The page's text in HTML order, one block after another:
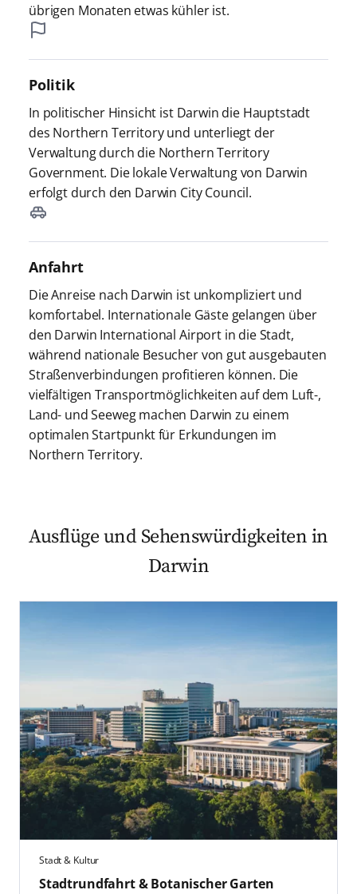
übrigen Monaten etwas kühler ist.
Politik
In politischer Hinsicht ist Darwin die Hauptstadt
des Northern Territory und unterliegt der
Verwaltung durch die Northern Territory
Government. Die lokale Verwaltung von Darwin
erfolgt durch den Darwin City Council.
Anfahrt
Die Anreise nach Darwin ist unkompliziert und
komfortabel. Internationale Gäste gelangen über
den Darwin International Airport in die Stadt,
während nationale Besucher von gut ausgebauten
Straßenverbindungen profitieren können. Die
vielfältigen Transportmöglichkeiten auf dem Luft-,
Land- und Seeweg machen Darwin zu einem
optimalen Startpunkt für Erkundungen im
Northern Territory.
Ausflüge und Sehenswürdigkeiten in
Darwin
Stadt & Kultur
Stadtrundfahrt & Botanischer Garten